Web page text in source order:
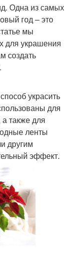
Одна из самых
год – это
мы
для украшения
создать
украсить
для
также для
ленты
другим
эффект.